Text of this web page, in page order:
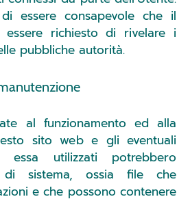
di essere consapevole che il
essere richiesto di rivelare i
pubbliche autorità.
al funzionamento ed alla
sito web e gli eventuali
utilizzati potrebbero
di sistema, ossia file che
e che possono contenere